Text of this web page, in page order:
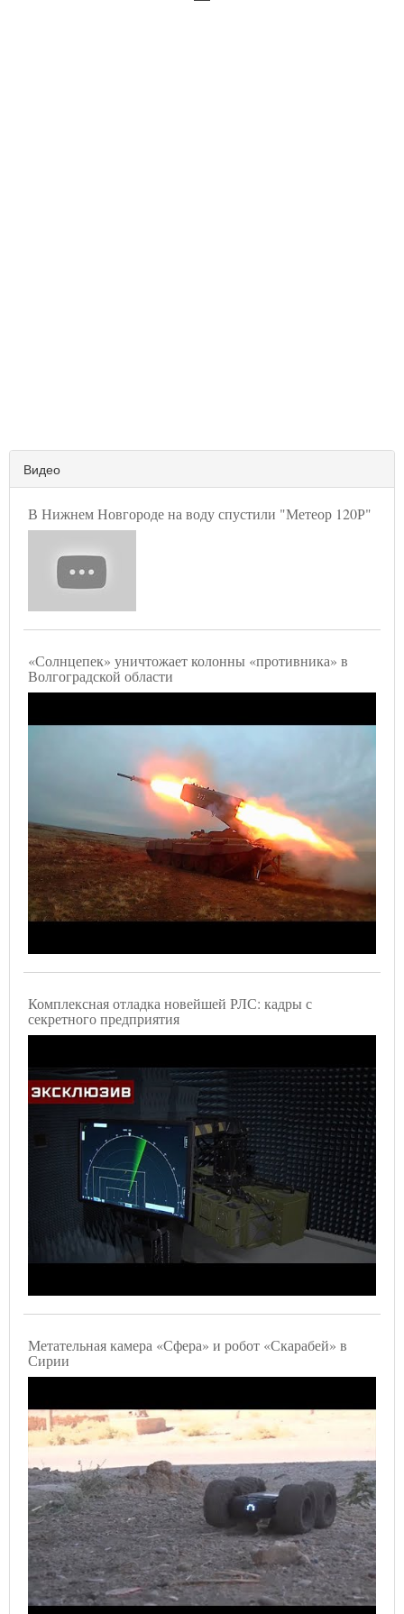
Видео
В Нижнем Новгороде на воду спустили "Метеор 120Р"
«Солнцепек» уничтожает колонны «противника» в
Волгоградской области
Комплексная отладка новейшей РЛС: кадры с
секретного предприятия
Метательная камера «Сфера» и робот «Скарабей» в
Сирии